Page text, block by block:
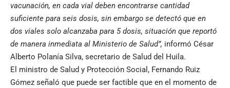
vacunación, en cada vial deben encontrarse cantidad
suficiente para seis dosis, sin embargo se detectó que en
dos viales solo alcanzaba para 5 dosis, situación que reportó
de manera inmediata al Ministerio de Salud”, informó César
Alberto Polanía Silva, secretario de Salud del Huila.
El ministro de Salud y Protección Social, Fernando Ruiz
Gómez señaló que puede ser factible que en el momento de